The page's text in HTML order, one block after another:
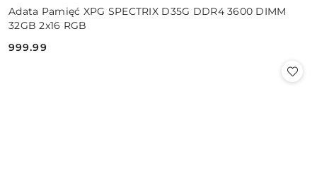
Adata Pamięć XPG SPECTRIX D35G DDR4 3600 DIMM
32GB 2x16 RGB
Cena:
999.99